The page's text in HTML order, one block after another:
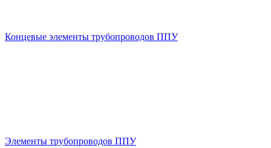
Концевые элементы трубопроводов ППУ
Элементы трубопроводов ППУ